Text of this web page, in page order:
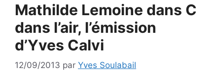
Mathilde Lemoine dans C
dans l’air, l’émission
d’Yves Calvi
12/09/2013 par Yves Soulabail